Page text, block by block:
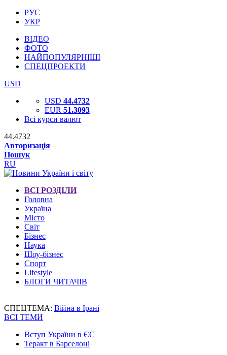
РУС
УКР
ВІДЕО
ФОТО
НАЙПОПУЛЯРНІШІ
СПЕЦПРОЕКТИ
USD
USD 44.4732
EUR 51.3093
Всі курси валют
44.4732
Авторизація
Пошук
RU
ВСІ РОЗДІЛИ
Головна
Україна
Місто
Світ
Бізнес
Наука
Шоу-бізнес
Спорт
Lifestyle
БЛОГИ ЧИТАЧІВ
СПЕЦТЕМА: Війна в Ірані
ВСІ ТЕМИ
Вступ України в ЄС
Теракт в Барселоні